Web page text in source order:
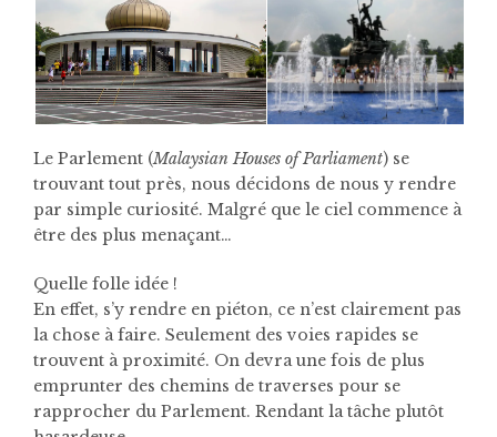
Le Parlement (Malaysian Houses of Parliament) se
trouvant tout près, nous décidons de nous y rendre
par simple curiosité. Malgré que le ciel commence à
être des plus menaçant…
Quelle folle idée !
En effet, s’y rendre en piéton, ce n’est clairement pas
la chose à faire. Seulement des voies rapides se
trouvent à proximité. On devra une fois de plus
emprunter des chemins de traverses pour se
rapprocher du Parlement. Rendant la tâche plutôt